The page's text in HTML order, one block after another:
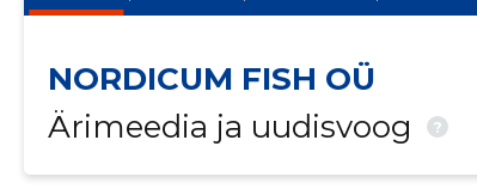
NORDICUM FISH OÜ
Ärimeedia ja uudisvoog
?